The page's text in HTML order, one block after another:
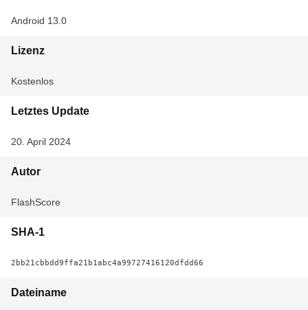
Android 13.0
Lizenz
Kostenlos
Letztes Update
20. April 2024
Autor
FlashScore
SHA-1
2bb21cbbdd9ffa21b1abc4a99727416120dfdd66
Dateiname